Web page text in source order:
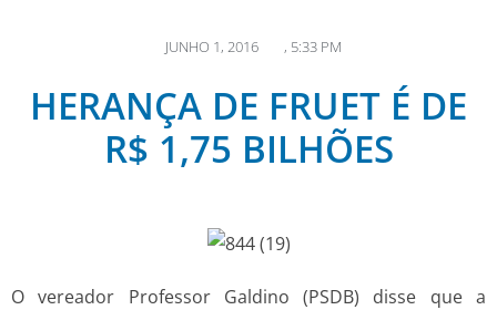
JUNHO 1, 2016 , 5:33 PM
HERANÇA DE FRUET É DE
R$ 1,75 BILHÕES
O vereador Professor Galdino (PSDB) disse que a